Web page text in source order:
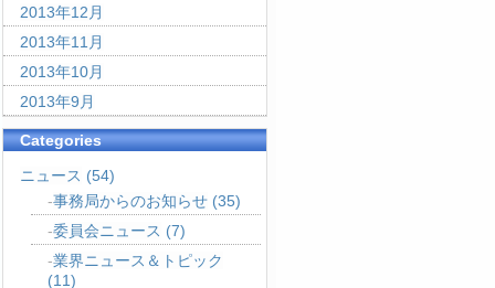
2013年12月
2013年11月
2013年10月
2013年9月
Categories
ニュース (54)
事務局からのお知らせ (35)
委員会ニュース (7)
業界ニュース＆トピック
(11)